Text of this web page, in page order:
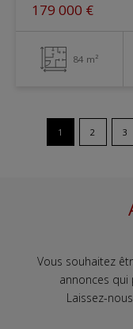
179 000 €
84 m²
1 2 3
Vous souhaitez
annonces qui
Laissez-